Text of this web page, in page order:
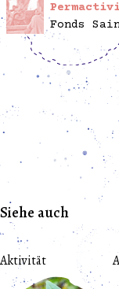
Fonds
Siehe auch
Aktivität